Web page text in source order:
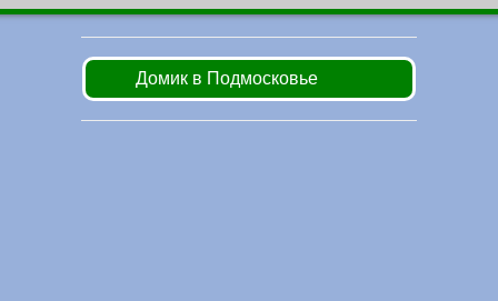
Домик в Подмосковье